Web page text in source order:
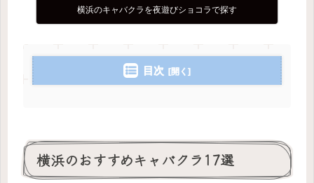
横浜のキャバクラを夜遊びショコラで探す
目次
横浜のおすすめキャバクラ17選